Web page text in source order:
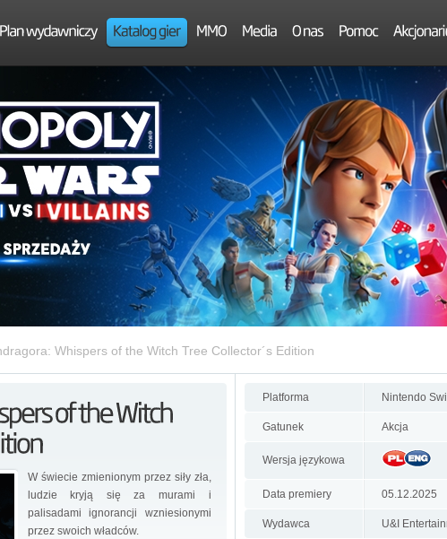
Whispers of the Witch Tree Collector´s Edition
W świecie zmienionym przez siły zła,
ludzie kryją się za murami i
palisadami ignorancji wzniesionymi
przez swoich władców.
Platforma Nintendo
Gatunek Akcja
Wersja językowa
Data premiery 05.12.2025
Wydawca U&I